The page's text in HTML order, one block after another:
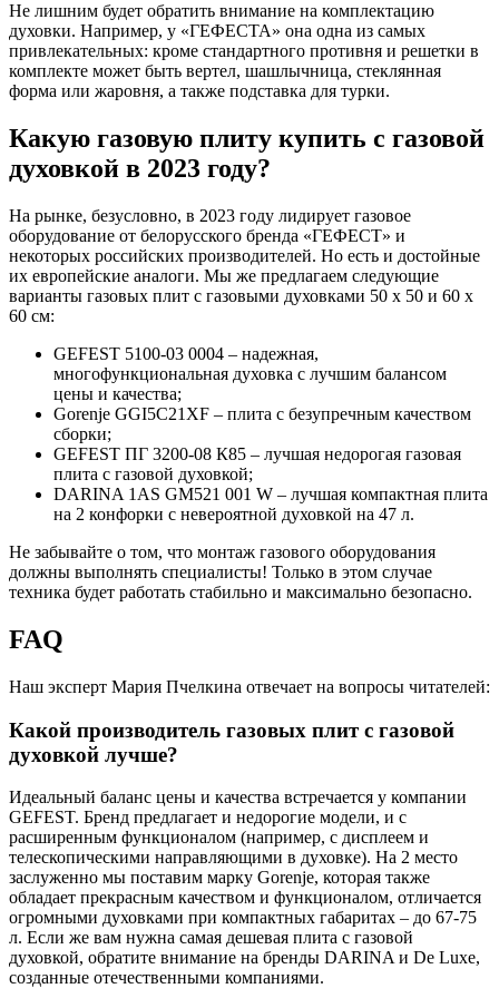
Не лишним будет обратить внимание на комплектацию
духовки. Например, у «ГЕФЕСТА» она одна из самых
привлекательных: кроме стандартного противня и решетки в
комплекте может быть вертел, шашлычница, стеклянная
форма или жаровня, а также подставка для турки.
Какую газовую плиту купить с газовой
духовкой в 2023 году?
На рынке, безусловно, в 2023 году лидирует газовое
оборудование от белорусского бренда «ГЕФЕСТ» и
некоторых российских производителей. Но есть и достойные
их европейские аналоги. Мы же предлагаем следующие
варианты газовых плит с газовыми духовками 50 х 50 и 60 х
60 см:
GEFEST 5100-03 0004 – надежная,
многофункциональная духовка с лучшим балансом
цены и качества;
Gorenje GGI5C21XF – плита с безупречным качеством
сборки;
GEFEST ПГ 3200-08 К85 – лучшая недорогая газовая
плита с газовой духовкой;
DARINA 1AS GM521 001 W – лучшая компактная плита
на 2 конфорки с невероятной духовкой на 47 л.
Не забывайте о том, что монтаж газового оборудования
должны выполнять специалисты! Только в этом случае
техника будет работать стабильно и максимально безопасно.
FAQ
Наш эксперт Мария Пчелкина отвечает на вопросы читателей:
Какой производитель газовых плит с газовой
духовкой лучше?
Идеальный баланс цены и качества встречается у компании
GEFEST. Бренд предлагает и недорогие модели, и с
расширенным функционалом (например, с дисплеем и
телескопическими направляющими в духовке). На 2 место
заслуженно мы поставим марку Gorenje, которая также
обладает прекрасным качеством и функционалом, отличается
огромными духовками при компактных габаритах – до 67-75
л. Если же вам нужна самая дешевая плита с газовой
духовкой, обратите внимание на бренды DARINA и De Luxe,
созданные отечественными компаниями.